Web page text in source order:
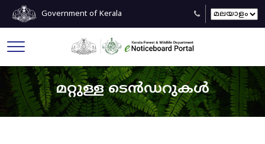
Government of Kerala
മറ്റുള്ള ടെൻഡറുകൾ